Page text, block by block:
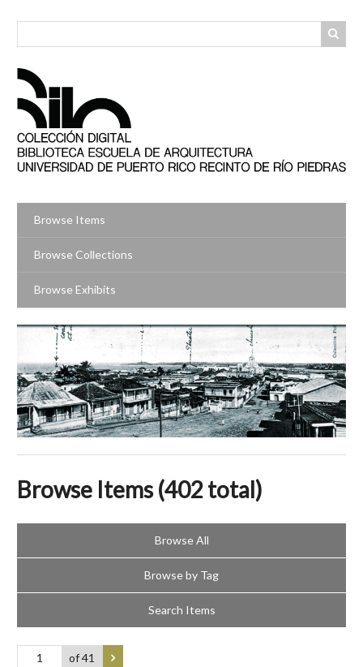
Browse Items
Browse Collections
Browse Exhibits
Browse Items (402 total)
Browse All
Browse by Tag
Search Items
of 41